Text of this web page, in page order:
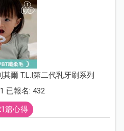
其爾 T.L.I第二代乳牙刷系列
已報名: 432
篇心得